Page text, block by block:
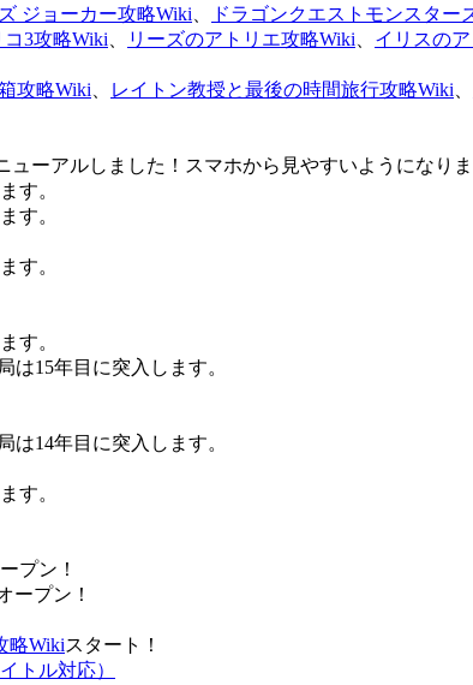
ジョーカー攻略Wiki ドラゴンクエストモンスター
3攻略Wiki リーズのアトリエ攻略Wiki イリスの
攻略Wiki レイトン教授と最後の時間旅行攻略Wiki
ューアルしました！スマホから見やすいようになりま
す。
す。
す。
す。
15年目に突入します。
14年目に突入します。
す。
プン！
ープン！
略Wikiスタート！
トル対応）